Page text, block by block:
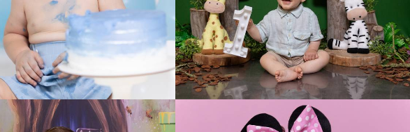
120 0 213 0